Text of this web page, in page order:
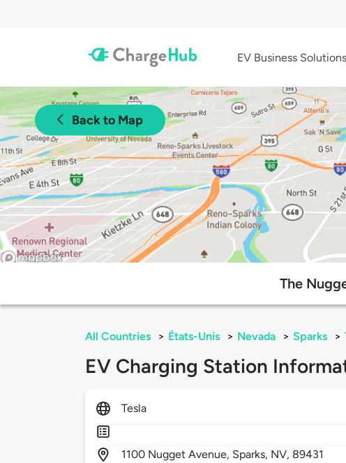
EV Business Solutions
Back to Map
The
All Countries > États-Unis > Nevada > Sparks >
EV Charging Station
Tesla
1100 Nugget Avenue, Sparks, NV, 89431